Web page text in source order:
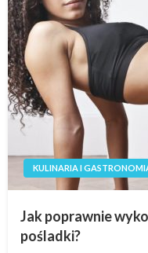
KULINARIA I
Jak poprawnie
pośladki?